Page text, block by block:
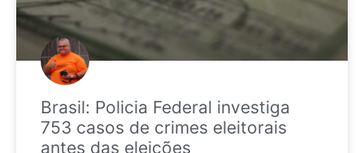
Brasil: Policia Federal investiga
753 casos de crimes eleitorais
antes das eleições